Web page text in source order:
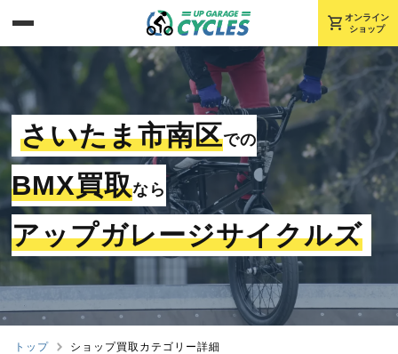
shopping_cart オンライン
ショップ
さいたま市南区での
BMX買取なら
アップガレージサイクルズ
トップ ショップ買取カテゴリー詳細